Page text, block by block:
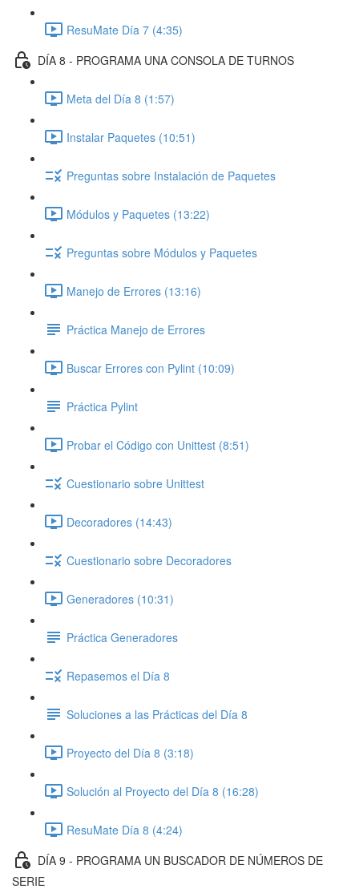
ResuMate Día 7 (4:35)
DÍA 8 - PROGRAMA UNA CONSOLA DE TURNOS
Meta del Día 8 (1:57)
Instalar Paquetes (10:51)
Preguntas sobre Instalación de Paquetes
Módulos y Paquetes (13:22)
Preguntas sobre Módulos y Paquetes
Manejo de Errores (13:16)
Práctica Manejo de Errores
Buscar Errores con Pylint (10:09)
Práctica Pylint
Probar el Código con Unittest (8:51)
Cuestionario sobre Unittest
Decoradores (14:43)
Cuestionario sobre Decoradores
Generadores (10:31)
Práctica Generadores
Repasemos el Día 8
Soluciones a las Prácticas del Día 8
Proyecto del Día 8 (3:18)
Solución al Proyecto del Día 8 (16:28)
ResuMate Día 8 (4:24)
DÍA 9 - PROGRAMA UN BUSCADOR DE NÚMEROS DE
SERIE